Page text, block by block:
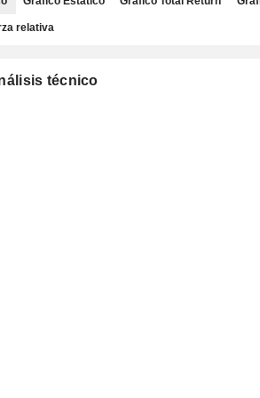
relativa
técnico